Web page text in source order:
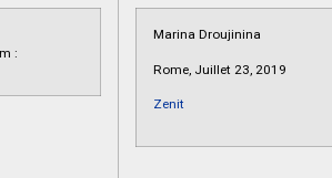
:
Marina Droujinina
Rome, Juillet 23, 2019
Zenit